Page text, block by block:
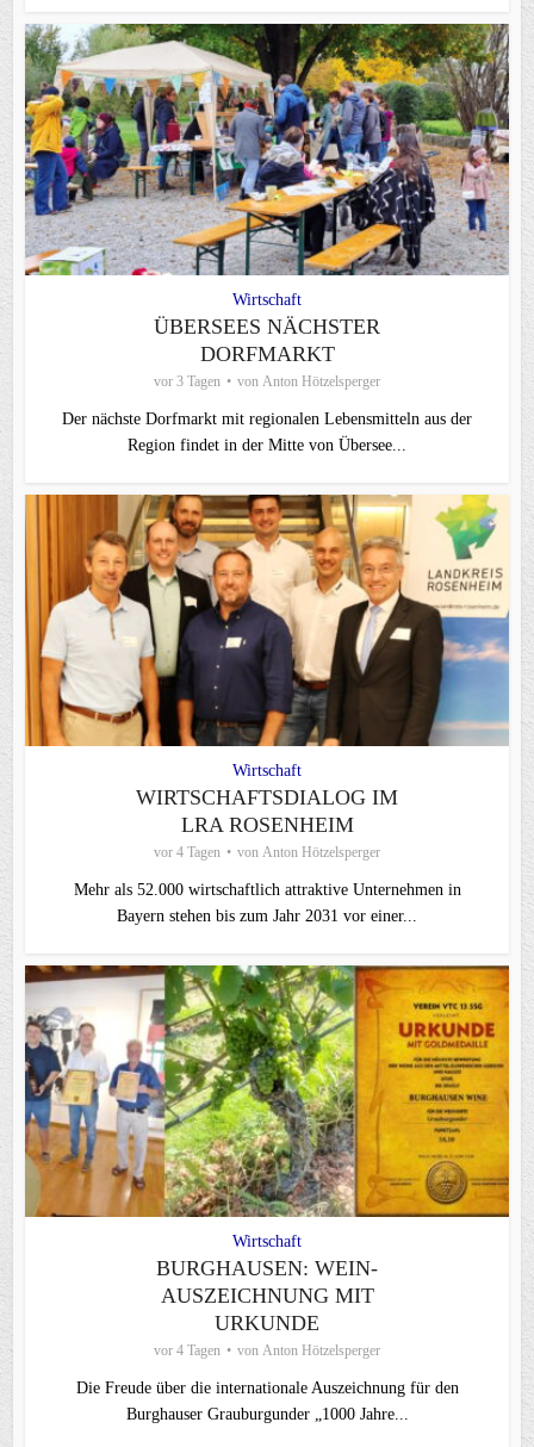
Wirtschaft
ÜBERSEES NÄCHSTER
DORFMARKT
vor 3 Tagen von Anton Hötzelsperger
Der nächste Dorfmarkt mit regionalen Lebensmitteln aus der
Region findet in der Mitte von Übersee...
Wirtschaft
WIRTSCHAFTSDIALOG IM
LRA ROSENHEIM
vor 4 Tagen von Anton Hötzelsperger
Mehr als 52.000 wirtschaftlich attraktive Unternehmen in
Bayern stehen bis zum Jahr 2031 vor einer...
Wirtschaft
BURGHAUSEN: WEIN-
AUSZEICHNUNG MIT
URKUNDE
vor 4 Tagen von Anton Hötzelsperger
Die Freude über die internationale Auszeichnung für den
Burghauser Grauburgunder „1000 Jahre...